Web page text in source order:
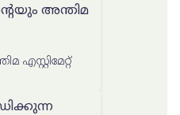
അന്തിമ
എസ്റ്റിമേറ്റ്